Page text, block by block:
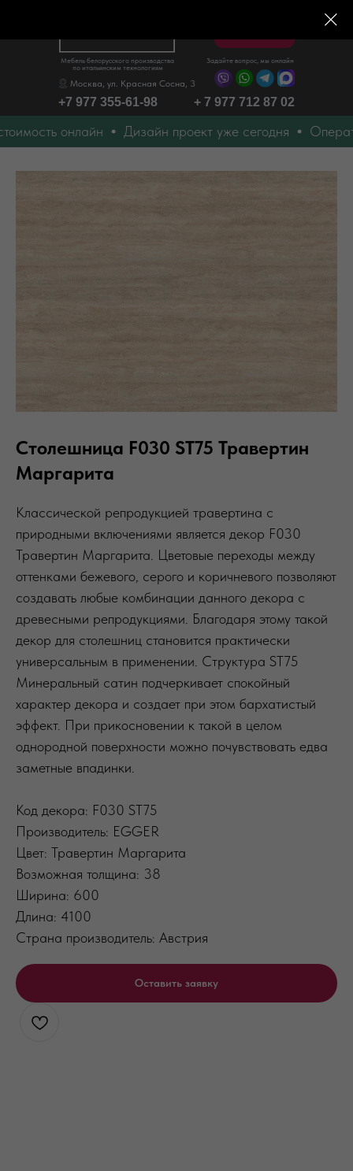
Мебель белорусского производства
по итальянским технологиям
+7 977 355-61-98
Задайте вопрос, мы онлайн
Москва, ул. Красная Сосна, 3
+ 7 977 712 87 02
онлайн Дизайн проект уже сегодня Оперативный
Столешница F030 ST75 Травертин
Маргарита
Классической репродукцией травертина с
природными включениями является декор F030
Травертин Маргарита. Цветовые переходы между
оттенками бежевого, серого и коричневого позволяют
создавать любые комбинации данного декора с
древесными репродукциями. Благодаря этому такой
декор для столешниц становится практически
универсальным в применении. Структура ST75
Минеральный сатин подчеркивает спокойный
характер декора и создает при этом бархатистый
эффект. При прикосновении к такой в целом
однородной поверхности можно почувствовать едва
заметные впадинки.
Код декора: F030 ST75
Производитель: EGGER
Цвет: Травертин Маргарита
Возможная толщина: 38
Ширина: 600
Длина: 4100
Страна производитель: Австрия
Оставить заявку